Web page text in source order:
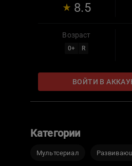
8.5
Возраст
0+ R
ВОЙТИ В
Категории
Мультсериал